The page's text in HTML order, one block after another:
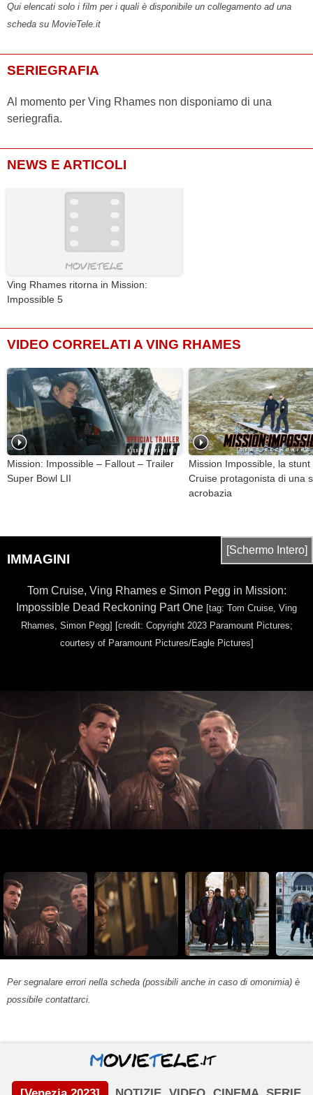
Qui elencati solo i film per i quali è disponibile un collegamento ad una
scheda su MovieTele.it
SERIEGRAFIA
Al momento per Ving Rhames non disponiamo di una
seriegrafia.
NEWS E ARTICOLI
Ving Rhames ritorna in Mission:
Impossible 5
VIDEO CORRELATI A VING RHAMES
Mission: Impossible – Fallout – Trailer
Super Bowl LII
Mission Impossible, la stunt
Cruise protagonista di una
acrobazia
IMMAGINI
[Schermo Intero]
Tom Cruise, Ving Rhames e Simon Pegg in Mission:
Impossible Dead Reckoning Part One [tag: Tom Cruise, Ving
Rhames, Simon Pegg] [credit: Copyright 2023 Paramount Pictures;
courtesy of Paramount Pictures/Eagle Pictures]
Per segnalare errori nella scheda (possibili anche in caso di omonimia) è
possibile contattarci.